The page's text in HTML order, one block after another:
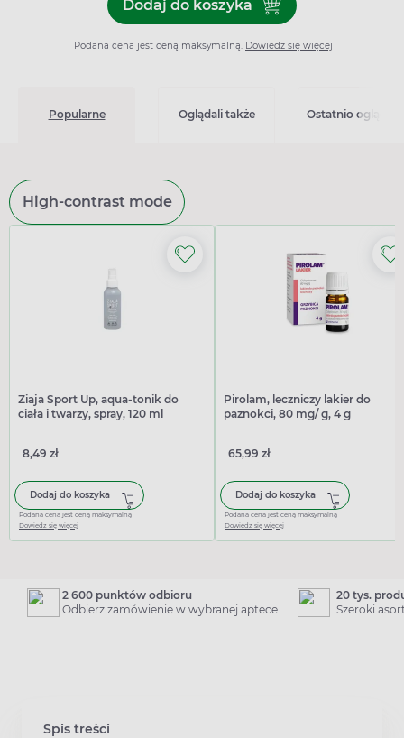
Dodaj do koszykaDodaj do koszyka Aciprex
Podana cena jest ceną maksymalną. Dowiedz się więcej
Popularne Oglądali także Ostatnio
High-contrast mode
Ziaja Sport Up, aqua-tonik do
ciała i twarzy, spray, 120 ml
8,49 zł
Dodaj do koszyka
Podana cena jest ceną maksymalną
Dowiedz się więcej
Pirolam, leczniczy lakier do
paznokci, 80 mg/ g, 4 g
65,99 zł
Dodaj do koszyka
Podana cena jest ceną maksymalną
Dowiedz się więcej
2 600 punktów odbioru
Odbierz zamówienie w wybranej aptece
20 tys.
Szeroki
Spis treści